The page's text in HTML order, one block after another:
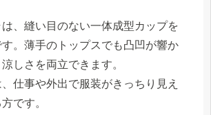
、縫い目のない一体成型カップを
。薄手のトップスでも凸凹が響か
しさを両立できます。
仕事や外出で服装がきっちり見え
です。